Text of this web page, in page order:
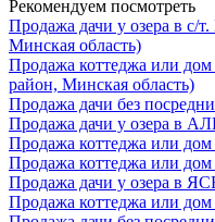
Рекомендуем посмотреть
Продажа дачи у озера в с/
Минская область)
Продажа коттеджа или
район, Минская область)
Продажа дачи без
Продажа дачи у озера в
Продажа коттеджа или
Продажа коттеджа или
Продажа дачи у озера в
Продажа коттеджа или